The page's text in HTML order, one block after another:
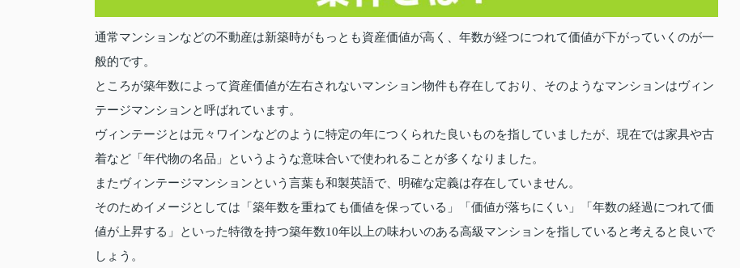
通常マンションなどの不動産は新築時がもっとも資産価値が高く、年数が経つにつれて価値が下がっていくのが一
般的です。
ところが築年数によって資産価値が左右されないマンション物件も存在しており、そのようなマンションはヴィン
テージマンションと呼ばれています。
ヴィンテージとは元々ワインなどのように特定の年につくられた良いものを指していましたが、現在では家具や古
着など「年代物の名品」というような意味合いで使われることが多くなりました。
またヴィンテージマンションという言葉も和製英語で、明確な定義は存在していません。
そのためイメージとしては「築年数を重ねても価値を保っている」「価値が落ちにくい」「年数の経過につれて価
値が上昇する」といった特徴を持つ築年数10年以上の味わいのある高級マンションを指していると考えると良いで
しょう。